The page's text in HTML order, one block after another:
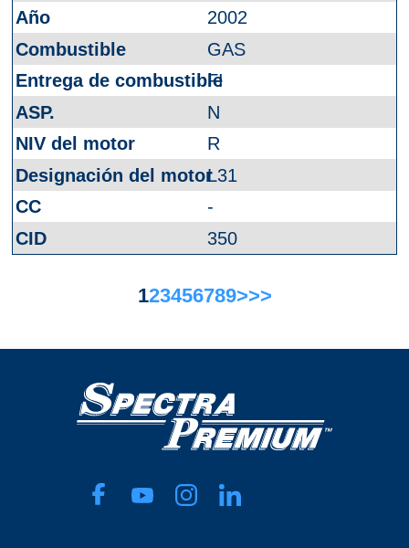
2002
GAS
FI
N
R
L31
-
350
123456789>>>